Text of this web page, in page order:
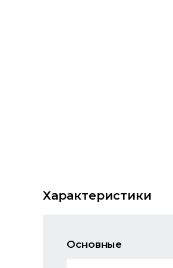
Характеристики
Основные